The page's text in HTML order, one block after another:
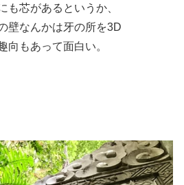
も芯があるというか、
壁なんかは牙の所を3D
向もあって面白い。